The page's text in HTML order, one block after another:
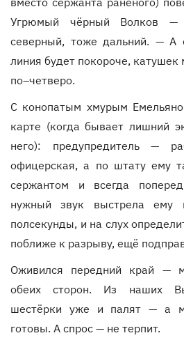
Угрюмый чёрный Волков —
северный, тоже дальний. — А
линия будет покороче,
по–четверо.
С конопатым хмурым
карте (когда бывает лишний
него): предупредитель —
офицерская, а по штату ему
сержантом и всегда
нужный звук выстрела ему
полсекунды, и на слух
поближе к разрыву, ещё
Оживился передний край —
обеих сторон. Из наших
шестёрки уже и палят — а
готовы. А спрос — не терпит.